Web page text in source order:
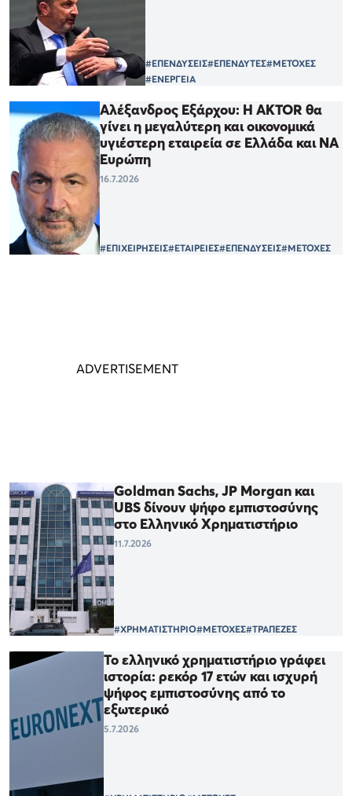
#ΕΠΕΝΔΥΣΕΙΣ#ΕΠΕΝΔΥΤΕΣ#ΜΕΤΟΧΕΣ
#ΕΝΕΡΓΕΙΑ
Αλέξανδρος Εξάρχου: Η AKTOR θα
γίνει η μεγαλύτερη και οικονομικά
υγιέστερη εταιρεία σε Ελλάδα και ΝΑ
Ευρώπη
16.7.2026
#ΕΠΙΧΕΙΡΗΣΕΙΣ#ΕΤΑΙΡΕΙΕΣ#ΕΠΕΝΔΥΣΕΙΣ#ΜΕΤΟΧΕΣ
Goldman Sachs, JP Morgan και
UBS δίνουν ψήφο εμπιστοσύνης
στο Ελληνικό Χρηματιστήριο
11.7.2026
#ΧΡΗΜΑΤΙΣΤΗΡΙΟ#ΜΕΤΟΧΕΣ#ΤΡΑΠΕΖΕΣ
Το ελληνικό χρηματιστήριο γράφει
ιστορία: ρεκόρ 17 ετών και ισχυρή
ψήφος εμπιστοσύνης από το
εξωτερικό
5.7.2026